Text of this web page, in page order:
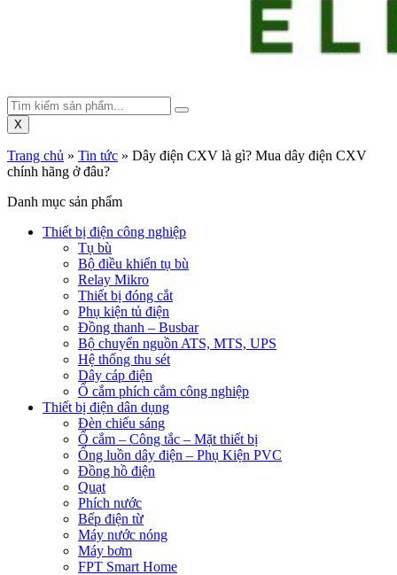
X
Trang chủ » Tin tức » Dây điện CXV là gì? Mua dây điện CXV
chính hãng ở đâu?
Danh mục sản phẩm
Thiết bị điện công nghiệp
Tụ bù
Bộ điều khiển tụ bù
Relay Mikro
Thiết bị đóng cắt
Phụ kiện tủ điện
Đồng thanh – Busbar
Bộ chuyển nguồn ATS, MTS, UPS
Hệ thống thu sét
Dây cáp điện
Ổ cắm phích cắm công nghiệp
Thiết bị điện dân dụng
Đèn chiếu sáng
Ổ cắm – Công tắc – Mặt thiết bị
Ống luồn dây điện – Phụ Kiện PVC
Đồng hồ điện
Quạt
Phích nước
Bếp điện từ
Máy nước nóng
Máy bơm
FPT Smart Home